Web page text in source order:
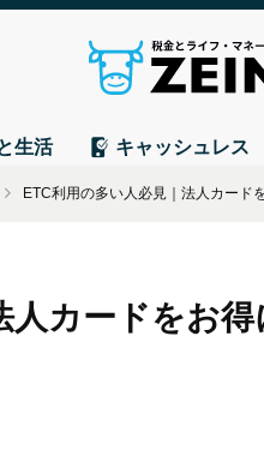
生活 キャッシュレス
ETC利用の多い人必見｜法人カード
カードをお得